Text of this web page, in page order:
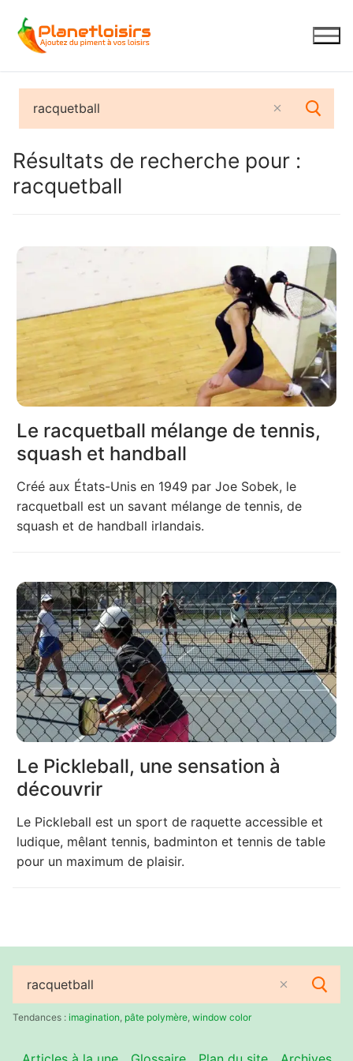
contenu
Résultats de recherche pour :
racquetball
Le racquetball mélange de tennis,
squash et handball
Créé aux États-Unis en 1949 par Joe Sobek, le
racquetball est un savant mélange de tennis, de
squash et de handball irlandais.
Le Pickleball, une sensation à
découvrir
Le Pickleball est un sport de raquette accessible et
ludique, mêlant tennis, badminton et tennis de table
pour un maximum de plaisir.
Rechercher
:Tendances : imagination pâte polymère window color